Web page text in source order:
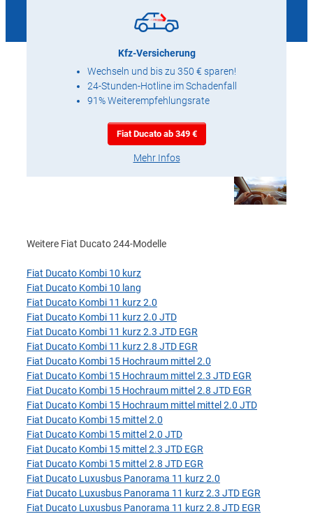
Kfz-Versicherung
Wechseln und bis zu 350 € sparen!
24-Stunden-Hotline im Schadenfall
91% Weiterempfehlungsrate
Fiat Ducato ab 349 €
Mehr Infos
Weitere Fiat Ducato 244-Modelle
Fiat Ducato Kombi 10 kurz
Fiat Ducato Kombi 10 lang
Fiat Ducato Kombi 11 kurz 2.0
Fiat Ducato Kombi 11 kurz 2.0 JTD
Fiat Ducato Kombi 11 kurz 2.3 JTD EGR
Fiat Ducato Kombi 11 kurz 2.8 JTD EGR
Fiat Ducato Kombi 15 Hochraum mittel 2.0
Fiat Ducato Kombi 15 Hochraum mittel 2.3 JTD EGR
Fiat Ducato Kombi 15 Hochraum mittel 2.8 JTD EGR
Fiat Ducato Kombi 15 Hochraum mittel mittel 2.0 JTD
Fiat Ducato Kombi 15 mittel 2.0
Fiat Ducato Kombi 15 mittel 2.0 JTD
Fiat Ducato Kombi 15 mittel 2.3 JTD EGR
Fiat Ducato Kombi 15 mittel 2.8 JTD EGR
Fiat Ducato Luxusbus Panorama 11 kurz 2.0
Fiat Ducato Luxusbus Panorama 11 kurz 2.3 JTD EGR
Fiat Ducato Luxusbus Panorama 11 kurz 2.8 JTD EGR